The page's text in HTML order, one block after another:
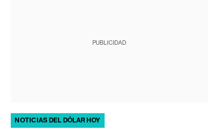
PUBLICIDAD
NOTICIAS DEL DÓLAR HOY